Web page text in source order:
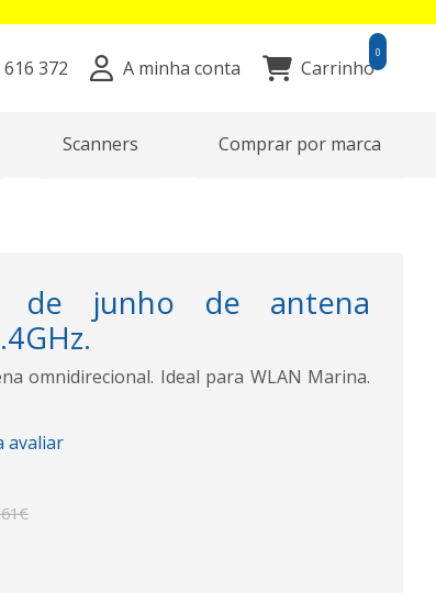
372 A minha conta Carrinho
0
Scanners Comprar por marca
de junho de antena
omnidirecional. Ideal para WLAN Marina.
avaliar